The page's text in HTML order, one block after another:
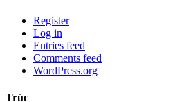
Register
Log in
Entries feed
Comments feed
WordPress.org
Trúc